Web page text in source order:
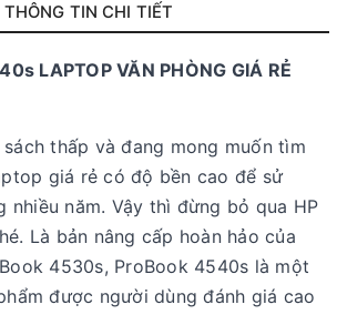
THÔNG TIN CHI TIẾT
LAPTOP VĂN PHÒNG GIÁ RẺ
thấp và đang mong muốn tìm
giá rẻ có độ bền cao để sử
nhiều năm. Vậy thì đừng bỏ qua HP
Là bản nâng cấp hoàn hảo của
4530s, ProBook 4540s là một
được người dùng đánh giá cao